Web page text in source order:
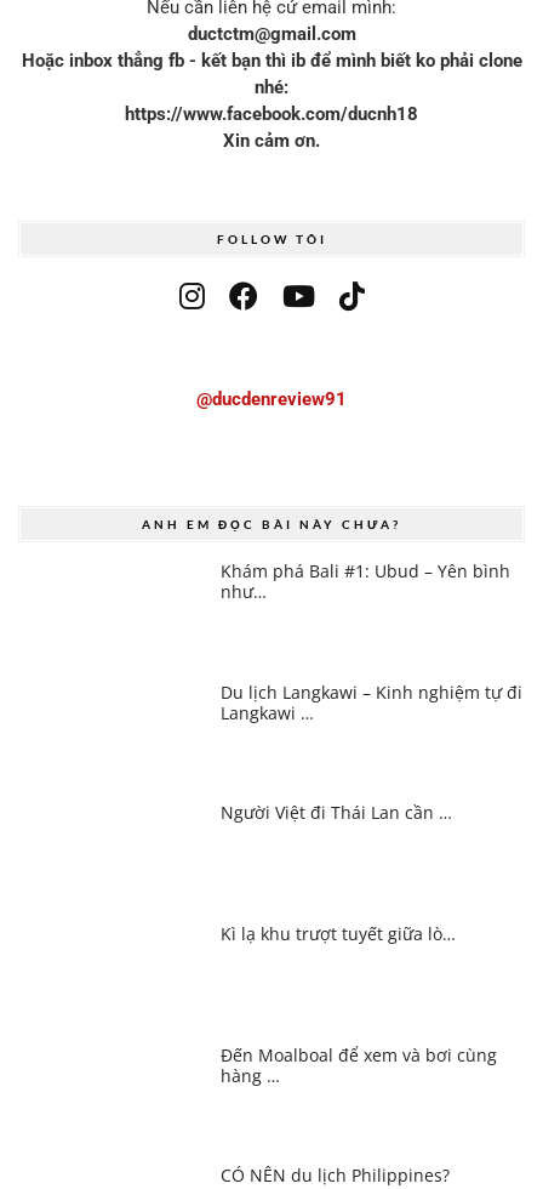
Nếu cần liên hệ cứ email mình:
ductctm@gmail.com
Hoặc inbox thẳng fb - kết bạn thì ib để mình biết ko phải clone
nhé:
https://www.facebook.com/ducnh18
Xin cảm ơn.
FOLLOW TÔI
@ducdenreview91
ANH EM ĐỌC BÀI NÀY CHƯA?
Khám phá Bali #1: Ubud – Yên bình
như…
Du lịch Langkawi – Kinh nghiệm tự đi
Langkawi …
Người Việt đi Thái Lan cần …
Kì lạ khu trượt tuyết giữa lò…
Đến Moalboal để xem và bơi cùng
hàng …
CÓ NÊN du lịch Philippines?